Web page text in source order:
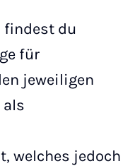
findest du
für
jeweiligen
als
welches jedoch